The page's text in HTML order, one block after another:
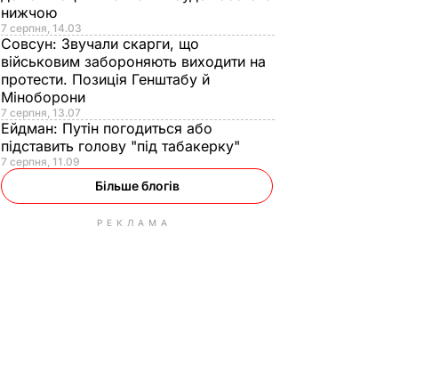
нижчою
7 серпня, 14.03
Совсун: Звучали скарги, що
військовим забороняють виходити на
протести. Позиція Генштабу й
Міноборони
7 серпня, 13.07
Ейдман: Путін погодиться або
підставить голову "під табакерку"
7 серпня, 11.09
Більше блогів
РЕКЛАМА